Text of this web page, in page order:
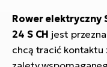
Rower elektryczny
24 S CH jest
chcą tracić kontaktu